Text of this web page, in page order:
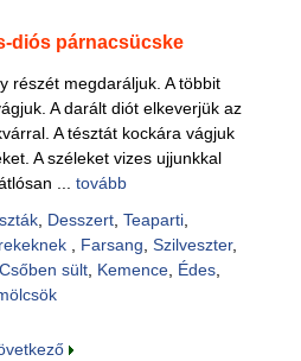
diós párnacsücske
részét megdaráljuk. A többit
A darált diót elkeverjük az
A tésztát kockára vágjuk
A széleket vizes ujjunkkal
... tovább
, Desszert, Teaparti,
Farsang Szilveszter,
Csőben sült, Kemence, Édes,